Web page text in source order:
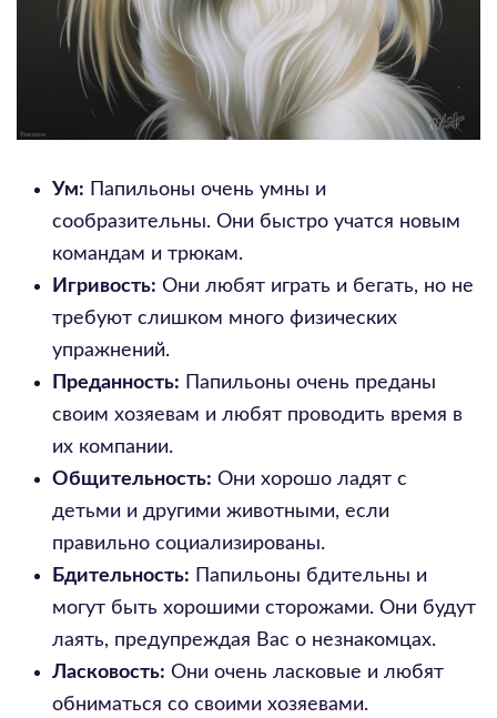
Ум: Папильоны очень умны и
сообразительны. Они быстро учатся новым
командам и трюкам.
Игривость: Они любят играть и бегать, но не
требуют слишком много физических
упражнений.
Преданность: Папильоны очень преданы
своим хозяевам и любят проводить время в
их компании.
Общительность: Они хорошо ладят с
детьми и другими животными, если
правильно социализированы.
Бдительность: Папильоны бдительны и
могут быть хорошими сторожами. Они будут
лаять, предупреждая Вас о незнакомцах.
Ласковость: Они очень ласковые и любят
обниматься со своими хозяевами.